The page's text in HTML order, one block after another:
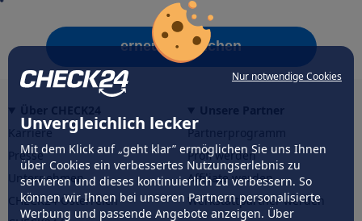
Nur notwendige Cookies
Unvergleichlich lecker
Mit dem Klick auf „geht klar” ermöglichen Sie uns Ihnen
über Cookies ein verbessertes Nutzungserlebnis zu
servieren und dieses kontinuierlich zu verbessern. So
können wir Ihnen bei unseren Partnern personalisierte
Werbung und passende Angebote anzeigen. Über
erneut versuchen
Karriere
Presse
Unternehmen
CHECK24 Österreich
Partnerprogramm
Profi werden
Affiliate werden
Werkstattpartner werden